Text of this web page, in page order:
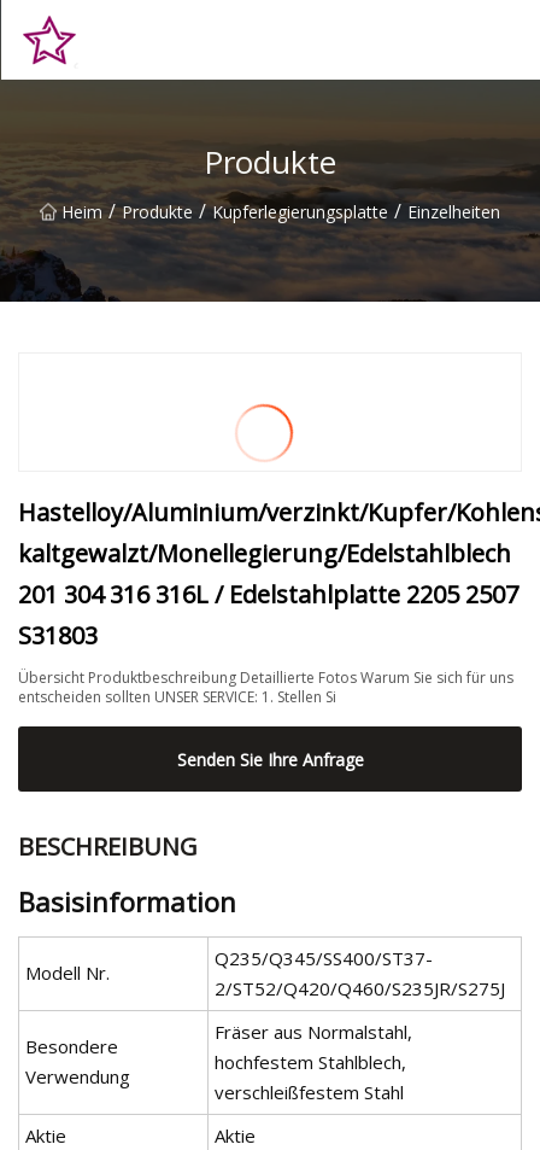
Produkte
Heim / Produkte / Kupferlegierungsplatte / Einzelheiten
Hastelloy/Aluminium/verzinkt/Kupfer/
kaltgewalzt/Monellegierung/Edelstahlblech
201 304 316 316L / Edelstahlplatte 2205 2507
S31803
Übersicht Produktbeschreibung Detaillierte Fotos Warum Sie sich für uns
entscheiden sollten UNSER SERVICE: 1. Stellen Si
Senden Sie Ihre Anfrage
BESCHREIBUNG
Basisinformation
Modell Nr.
Q235/Q345/SS400/ST37-
2/ST52/Q420/Q460/S235JR/S275J
Besondere
Verwendung
Fräser aus Normalstahl,
hochfestem Stahlblech,
verschleißfestem Stahl
Aktie
Aktie